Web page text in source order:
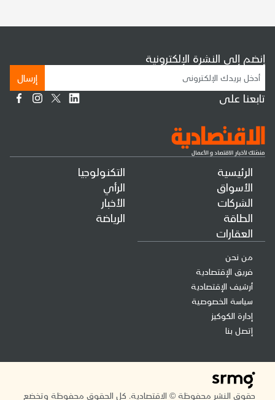
الرئيسية
الأسواق
الشركات
الطاقة
العقارات
التكنولوجيا
الرأي
الأخبار
الرياضة
من نحن
فريق الإقتصادية
أرشيف الإقتصادية
سياسة الخصوصية
إدارة الكوكيز
إتصل بنا
إنضم إلى النشرة الإلكترونية
إرسال
تابعنا على
حقوق النشر محفوظة © الاقتصادية. كل الحقوق محفوظة وتخضع